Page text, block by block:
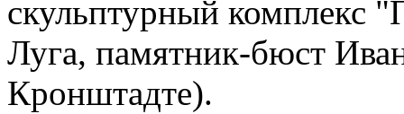
скульптурный комплекс
Луга, памятник-бюст
Кронштадте).